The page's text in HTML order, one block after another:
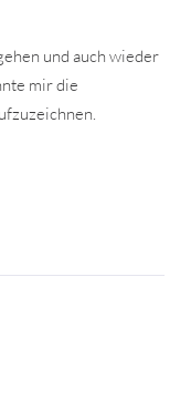
und auch wieder
mir die